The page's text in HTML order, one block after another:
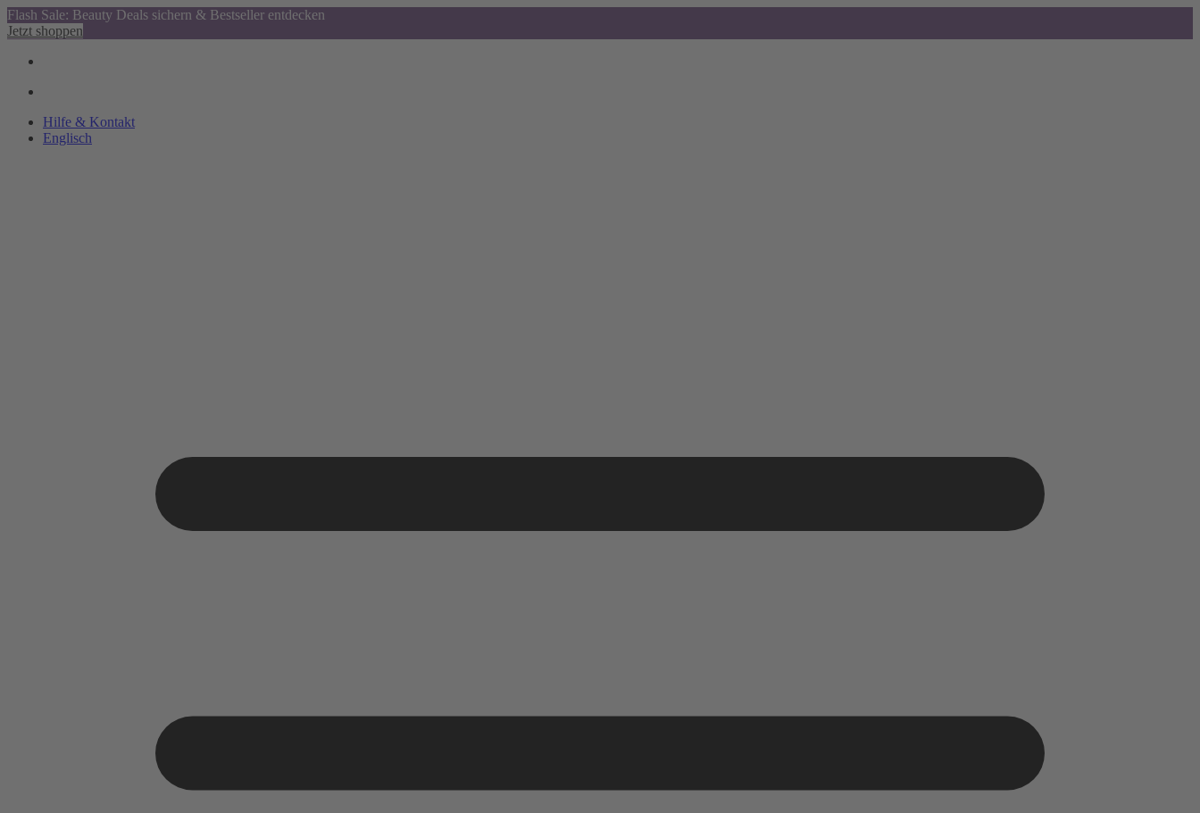
Flash Sale: Beauty Deals sichern & Bestseller entdecken
Jetzt shoppen
Hilfe & Kontakt
Englisch